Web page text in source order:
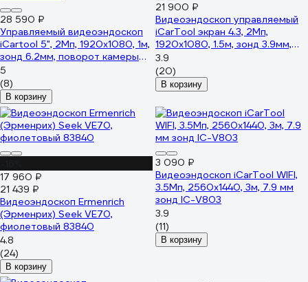
28 590 ₽
Управляемый видеоэндоскоп
iCartool 5", 2Мп, 1920x1080, 1м,
зонд 6.2мм, поворот камеры
360° IC-VC8052W
5
(8)
В корзину
21 900 ₽
Видеоэндоскоп управляемый
iCarTool экран 4.3, 2Мп,
1920x1080, 1.5м, зонд 3.9мм,
360 IC-VC153
3.9
(20)
В корзину
17 960 ₽
21 439 ₽
Видеоэндоскоп Ermenrich
(Эрменрих) Seek VE70,
фиолетовый 83840
4.8
(24)
В корзину
3 090 ₽
Видеоэндоскоп iCarTool WIFI,
3.5Мп, 2560x1440, 3м, 7.9 мм
зонд IC-V803
3.9
(11)
В корзину